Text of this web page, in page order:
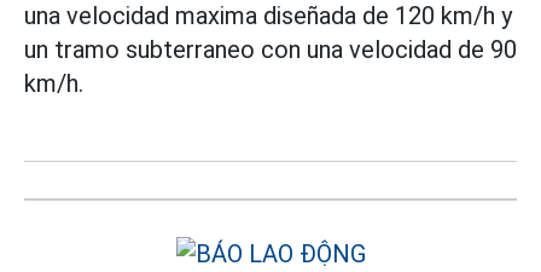
una velocidad maxima diseñada de 120 km/h y
un tramo subterraneo con una velocidad de 90
km/h.